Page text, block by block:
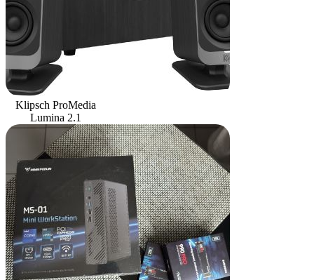
Klipsch ProMedia
Lumina 2.1